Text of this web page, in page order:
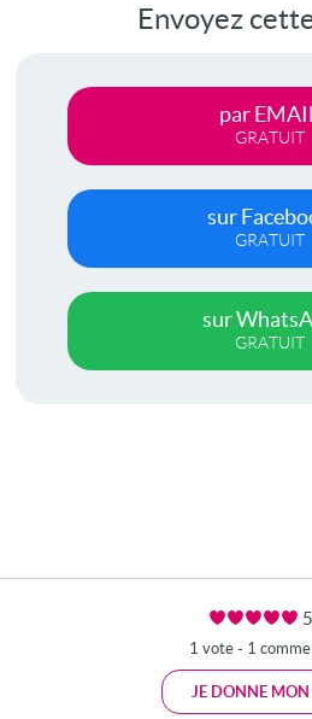
Envoyez
par
GRATUIT
sur
GRATUIT
sur
GRATUIT
1 vote - 1
JE DONNE